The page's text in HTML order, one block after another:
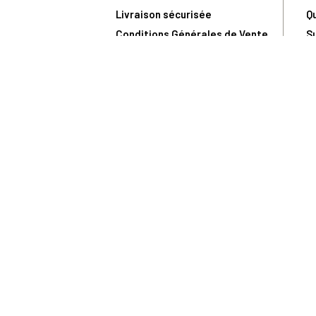
Livraison sécurisée
Conditions Générales de Vente